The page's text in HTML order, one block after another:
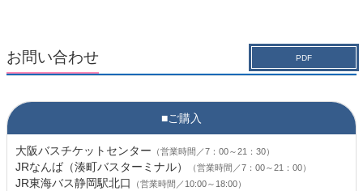
お問い合わせ PDF
■ご購入
大阪バスチケットセンター （営業時間／7：00～21：30）
JRなんば（湊町バスターミナル） （営業時間／7：00～21：00）
JR東海バス静岡駅北口 （営業時間／10:00～18:00）